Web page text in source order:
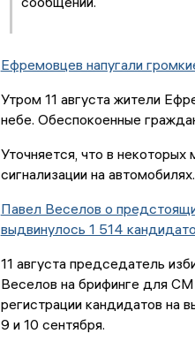
Ефремовцев напугали
Утром 11 августа жители
небе. Обеспокоенные
Уточняется, что в некоторых
сигнализации на автомобилях.
Павел Веселов о
выдвинулось 1 514
11 августа председатель
Веселов на брифинге для
регистрации кандидатов на
9 и 10 сентября.